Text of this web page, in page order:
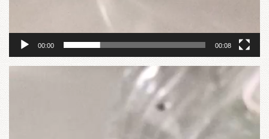
00:00 00:08